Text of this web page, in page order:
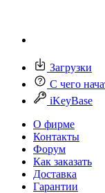
Загрузки
С чего
iKeyBase
О фирме
Контакты
Форум
Как заказать
Доставка
Гарантии